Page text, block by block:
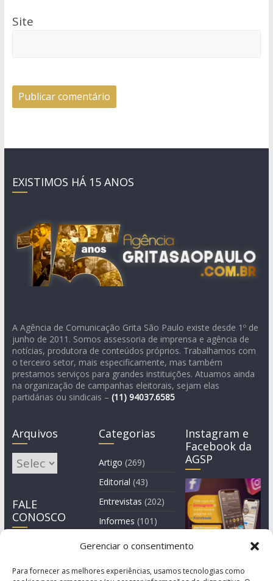
Gerenciar o consentimento
Para fornecer as melhores experiências, usamos tecnologias como
Site
EXISTIMOS HÁ 15 ANOS
A Agência de Comunicação Grita São Paulo existe desde 1º de
junho de 2011. Somos assessoria de imprensa e agência de
notícias, produtora de conteúdos próprios. Trabalhamos com
o terceiro setor, mais especificamente, mas também
prestamos serviços para grandes instituições. Atuamos ainda
na organização de campanhas eleitorais, sejam elas
partidárias ou sindicais – (11) 94037.6585
Arquivos
Arquivos
FALE
CONOSCO
Categorias
Artigo (269)
Editorial (43)
Entrevistas (202)
Informes (101)
Manchete
Instagram e
Facebook da
AGSP